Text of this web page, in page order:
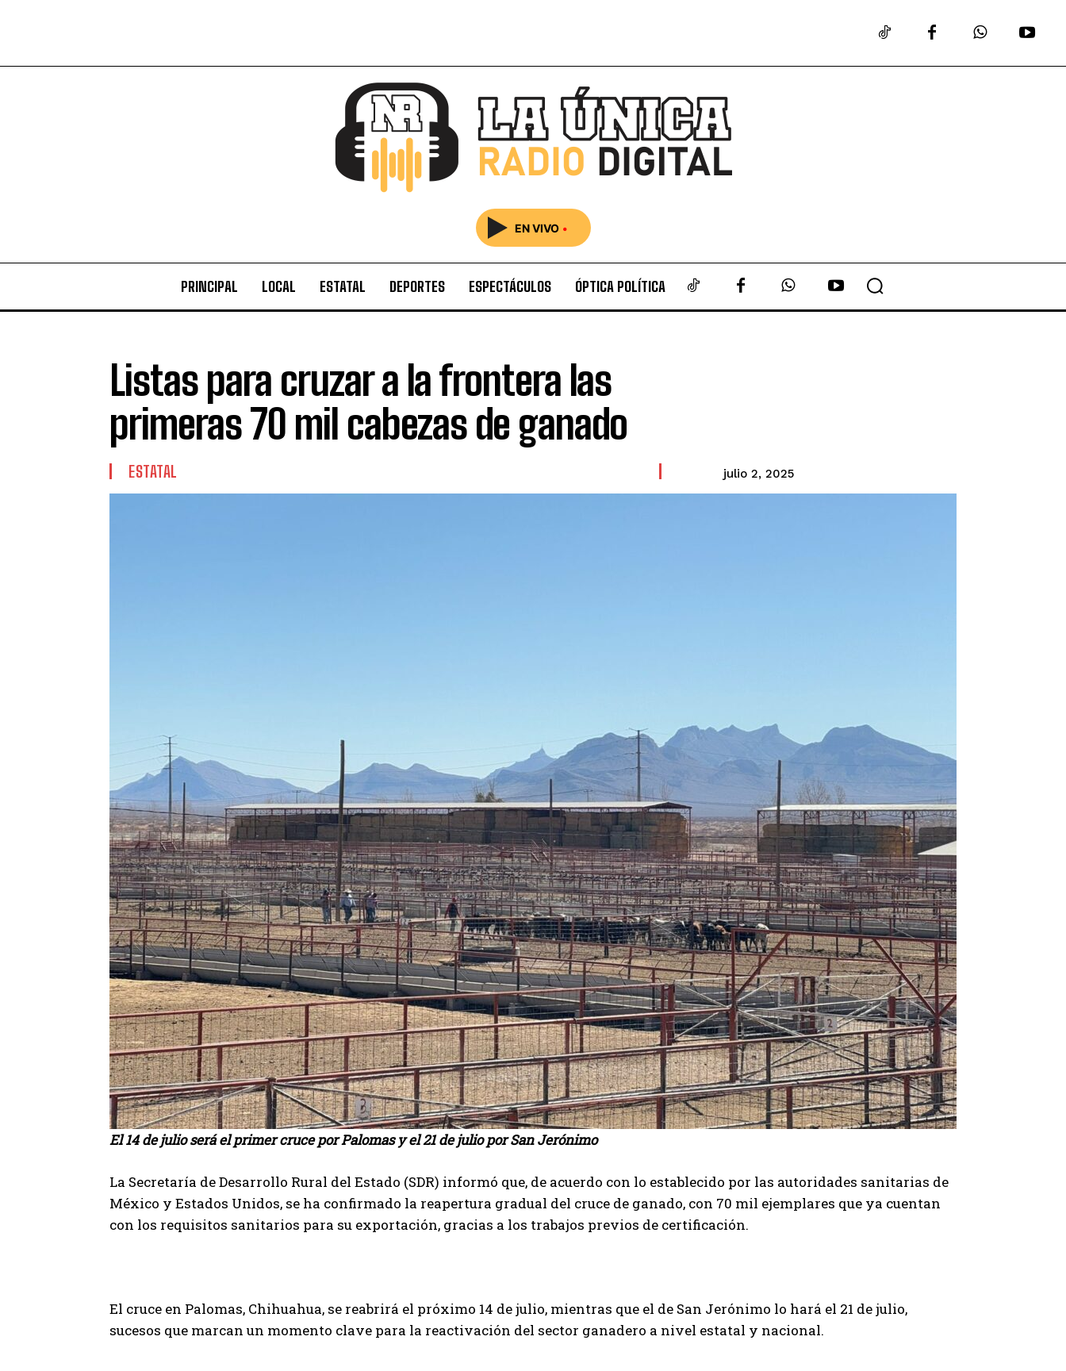
EN VIVO •
PRINCIPAL LOCAL ESTATAL DEPORTES ESPECTÁCULOS ÓPTICA POLÍTICA
Listas para cruzar a la frontera las
primeras 70 mil cabezas de ganado
ESTATAL julio 2, 2025
El 14 de julio será el primer cruce por Palomas y el 21 de julio por San Jerónimo
La Secretaría de Desarrollo Rural del Estado (SDR) informó que, de acuerdo con lo establecido por las autoridades sanitarias de
México y Estados Unidos, se ha confirmado la reapertura gradual del cruce de ganado, con 70 mil ejemplares que ya cuentan
con los requisitos sanitarios para su exportación, gracias a los trabajos previos de certificación.
El cruce en Palomas, Chihuahua, se reabrirá el próximo 14 de julio, mientras que el de San Jerónimo lo hará el 21 de julio,
sucesos que marcan un momento clave para la reactivación del sector ganadero a nivel estatal y nacional.